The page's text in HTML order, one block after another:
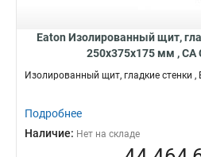
Eaton Изолированный щит,
250x375x175 мм , СА
Изолированный щит, гладкие
Подробнее
Наличие: Нет на складе